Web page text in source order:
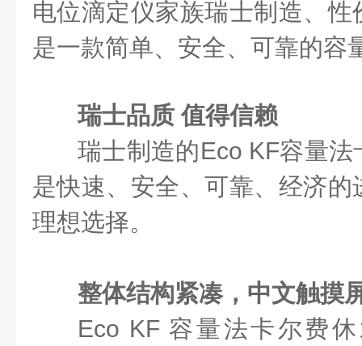
电位滴定仪家族瑞士制造、
是一款简单、安全、可靠的容
瑞士品质值得信赖
瑞士制造的Eco KF容量
是快速、安全、可靠、经济
理想选择。
整体结构紧凑，中文触摸
Eco KF 容量法卡尔费